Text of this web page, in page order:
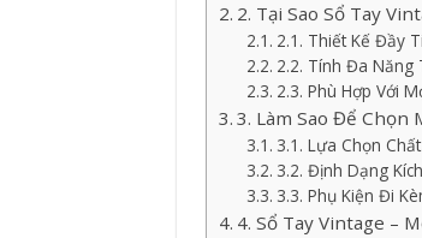
2. Tại Sao Sổ Tay
2.1. Thiết Kế Đầy
2.2. Tính Đa Năng
2.3. Phù Hợp Với
3. Làm Sao Để Chọn
3.1. Lựa Chọn
3.2. Định Dạng
3.3. Phụ Kiện Đi
4. Sổ Tay Vintage –